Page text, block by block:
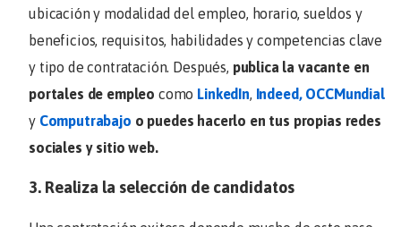
ubicación y modalidad del empleo, horario, sueldos y
beneficios, requisitos, habilidades y competencias clave
y tipo de contratación. Después, publica la vacante en
portales de empleo como LinkedIn, Indeed, OCCMundial
y Computrabajo o puedes hacerlo en tus propias redes
sociales y sitio web.
3. Realiza la selección de candidatos